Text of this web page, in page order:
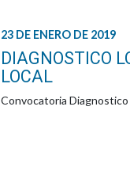
23 DE ENERO DE 2019
DIAGNOSTICO
LOCAL
Convocatoria Diagnostico